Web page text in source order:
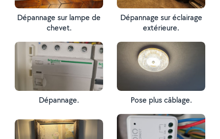
Dépannage sur lampe de
chevet.
Dépannage sur éclairage
extérieure.
Dépannage. Pose plus câblage.